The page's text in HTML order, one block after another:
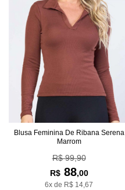
Blusa Feminina De Ribana Serena
Marrom
R$ 99,90
R$88,00
6x de R$ 14,67